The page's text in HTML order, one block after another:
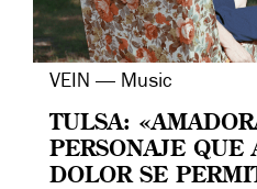
VEIN — Music
TULSA:
PERSONAJE QUE
DOLOR SE